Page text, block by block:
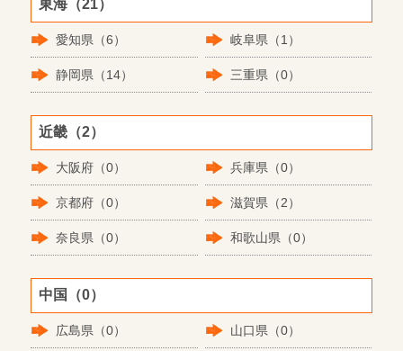
東海（21）
愛知県（6） 岐阜県（1）
静岡県（14） 三重県（0）
近畿（2）
大阪府（0） 兵庫県（0）
京都府（0） 滋賀県（2）
奈良県（0） 和歌山県（0）
中国（0）
広島県（0） 山口県（0）